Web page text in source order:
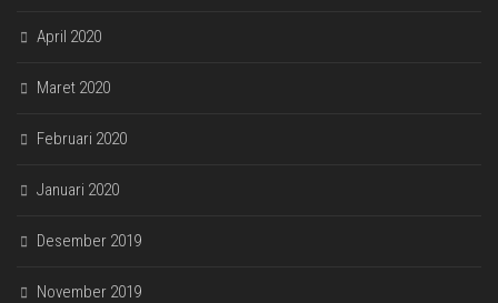
April 2020
Maret 2020
Februari 2020
Januari 2020
Desember 2019
November 2019